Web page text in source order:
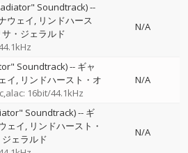
Soundtrack)--
ウェイ
リンドハース
サ・ジェラルド
N/A
Soundtrack)-- ギャ
イ
リンドハースト・オ
16bit/44.1kHz
N/A
Soundtrack)-- ギ
ェイ
リンドハースト・
ジェラルド
N/A